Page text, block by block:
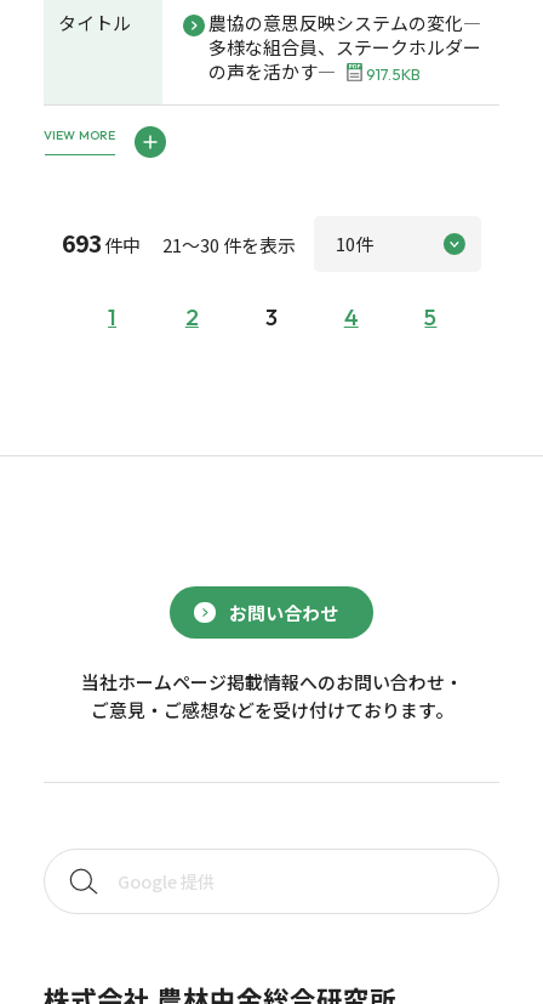
タイトル
農協の意思反映システムの変化―
多様な組合員、ステークホルダー
の声を活かす―
917.5KB
VIEW MORE
693件中 21～30 件を表示
1 2 3 4 5
お問い合わせ
当社ホームページ掲載情報へのお問い合わせ・
ご意見・ご感想などを受け付けております。